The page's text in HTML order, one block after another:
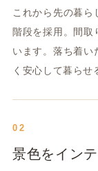
これから先の暮ら
階段を採用。間取
います。落ち着い
く安心して暮らせ
02
景色をイン